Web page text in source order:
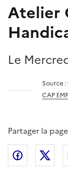
Atelier
Le
Source :
CAP
Partager la page
Partager